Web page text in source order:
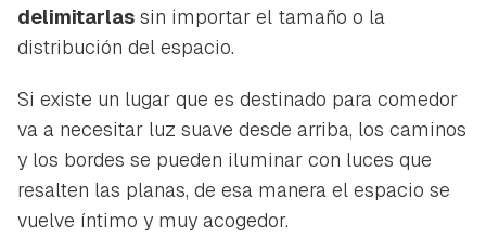
delimitarlas sin importar el tamaño o la
distribución del espacio.
Si existe un lugar que es destinado para comedor
va a necesitar luz suave desde arriba, los caminos
y los bordes se pueden iluminar con luces que
resalten las planas, de esa manera el espacio se
vuelve íntimo y muy acogedor.